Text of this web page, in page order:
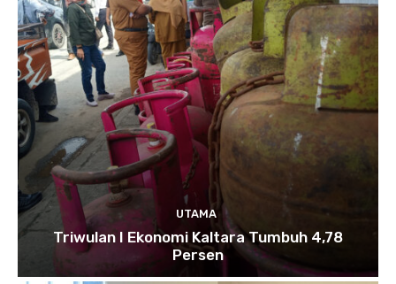
UTAMA
Triwulan I Ekonomi Kaltara Tumbuh 4,78
Persen